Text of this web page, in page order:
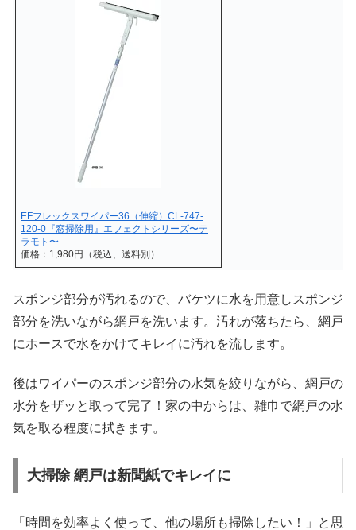
EFフレックスワイパー36（伸縮）CL-747-
120-0『窓掃除用』エフェクトシリーズ〜テ
ラモト〜
価格：1,980円（税込、送料別）
スポンジ部分が汚れるので、バケツに水を用意しスポンジ
部分を洗いながら網戸を洗います。汚れが落ちたら、網戸
にホースで水をかけてキレイに汚れを流します。
後はワイパーのスポンジ部分の水気を絞りながら、網戸の
水分をザッと取って完了！家の中からは、雑巾で網戸の水
気を取る程度に拭きます。
大掃除 網戸は新聞紙でキレイに
「時間を効率よく使って、他の場所も掃除したい！」と思